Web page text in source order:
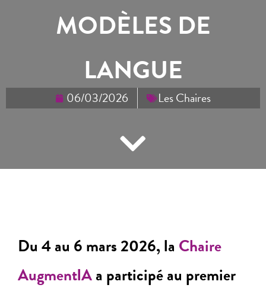
MODÈLES DE
LANGUE
06/03/2026 Les Chaires
Du 4 au 6 mars 2026, la Chaire
AugmentIAa participé au premier